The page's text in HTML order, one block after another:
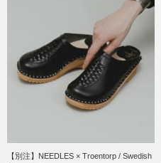
【別注】NEEDLES × Troentorp / Swedish